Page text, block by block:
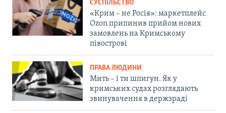
СУСПІЛЬСТВО
«Крим – не Росія»: маркетплейс
Ozon припинив прийом нових
замовлень на Кримському
півострові
ПРАВА ЛЮДИНИ
Мить – і ти шпигун. Як у
кримських судах розглядають
звинувачення в держзраді